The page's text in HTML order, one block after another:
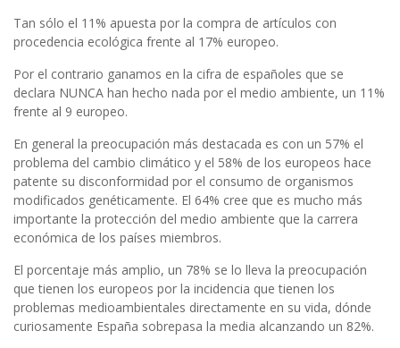
Tan sólo el 11% apuesta por la compra de artículos con
procedencia ecológica frente al 17% europeo.
Por el contrario ganamos en la cifra de españoles que se
declara NUNCA han hecho nada por el medio ambiente, un 11%
frente al 9 europeo.
En general la preocupación más destacada es con un 57% el
problema del cambio climático y el 58% de los europeos hace
patente su disconformidad por el consumo de organismos
modificados genéticamente. El 64% cree que es mucho más
importante la protección del medio ambiente que la carrera
económica de los países miembros.
El porcentaje más amplio, un 78% se lo lleva la preocupación
que tienen los europeos por la incidencia que tienen los
problemas medioambientales directamente en su vida, dónde
curiosamente España sobrepasa la media alcanzando un 82%.